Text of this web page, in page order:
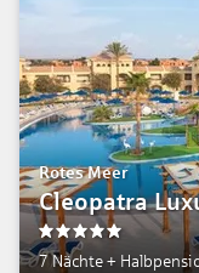
Rotes Meer
Cleopatra
5
7 Nächte +